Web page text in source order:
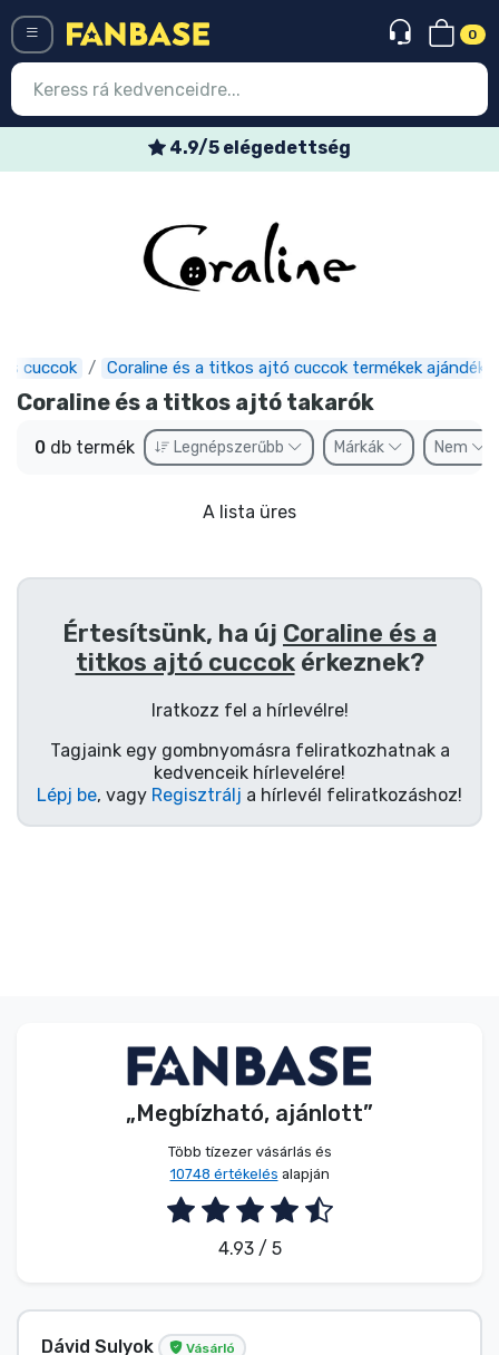
0
4.9/5 elégedettség
cuccok Coraline és a titkos ajtó cuccok termékek
Coraline és a titkos ajtó takarók
0 db termék Legnépszerűbb Márkák Nem
A lista üres
Értesítsünk, ha új Coraline és a
titkos ajtó cuccokérkeznek?
Iratkozz fel a hírlevélre!
Tagjaink egy gombnyomásra feliratkozhatnak a
kedvenceik hírlevelére!
Lépj be, vagy Regisztrálj a hírlevél feliratkozáshoz!
„Megbízható, ajánlott”
Több tízezer vásárlás és
10748 értékelés alapján
4.93 / 5
Dávid Sulyok Vásárló
Legújabb cuccok
Express szállítás
Előrendelhető cuccok
Outlet cuccok
Sorozatos cuccok
Mesés cuccok
Animés cuccok
Terméktípusok